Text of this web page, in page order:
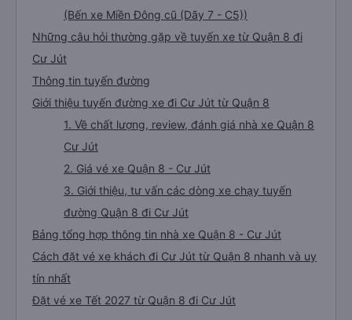
(Bến xe Miền Đông cũ (Dãy 7 - C5))
Những câu hỏi thường gặp về tuyến xe từ Quận 8 đi
Cư Jút
Thông tin tuyến đường
Giới thiệu tuyến đường xe đi Cư Jút từ Quận 8
1. Về chất lượng, review, đánh giá nhà xe Quận 8
Cư Jút
2. Giá vé xe Quận 8 - Cư Jút
3. Giới thiệu, tư vấn các dòng xe chạy tuyến
đường Quận 8 đi Cư Jút
Bảng tổng hợp thông tin nhà xe Quận 8 - Cư Jút
Cách đặt vé xe khách đi Cư Jút từ Quận 8 nhanh và uy
tín nhất
Đặt vé xe Tết 2027 từ Quận 8 đi Cư Jút